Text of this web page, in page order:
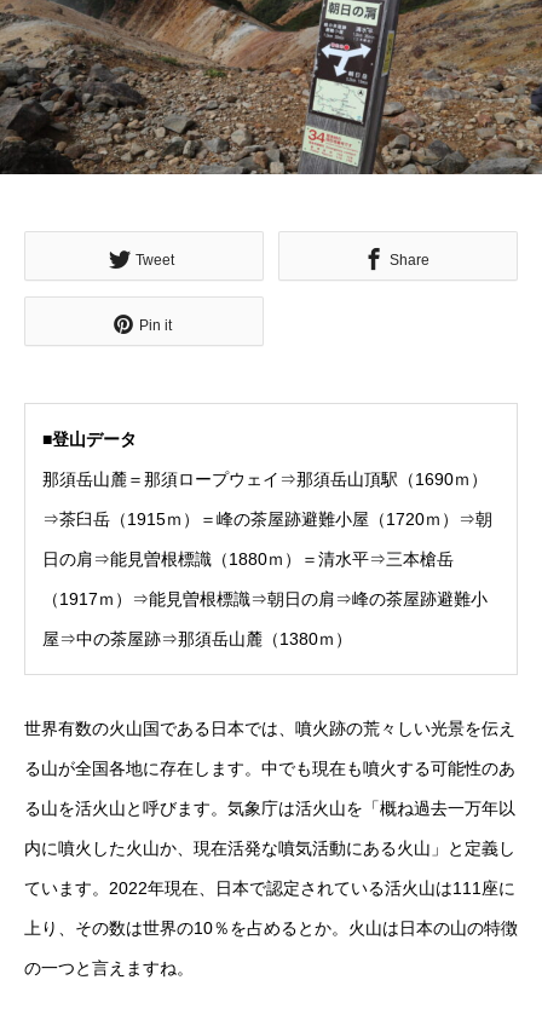
Tweet Share
Pin it
■登山データ
那須岳山麓＝那須ロープウェイ⇒那須岳山頂駅（1690ｍ）
⇒茶臼岳（1915ｍ）＝峰の茶屋跡避難小屋（1720ｍ）⇒朝
日の肩⇒能見曽根標識（1880ｍ）＝清水平⇒三本槍岳
（1917ｍ）⇒能見曽根標識⇒朝日の肩⇒峰の茶屋跡避難小
屋⇒中の茶屋跡⇒那須岳山麓（1380ｍ）
世界有数の火山国である日本では、噴火跡の荒々しい光景を伝え
る山が全国各地に存在します。中でも現在も噴火する可能性のあ
る山を活火山と呼びます。気象庁は活火山を「概ね過去一万年以
内に噴火した火山か、現在活発な噴気活動にある火山」と定義し
ています。2022年現在、日本で認定されている活火山は111座に
上り、その数は世界の10％を占めるとか。火山は日本の山の特徴
の一つと言えますね。